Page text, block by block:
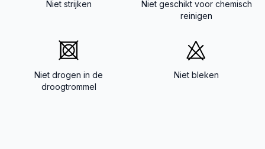
Niet strijken
Niet geschikt voor chemisch
reinigen
Niet drogen in de
droogtrommel
Niet bleken